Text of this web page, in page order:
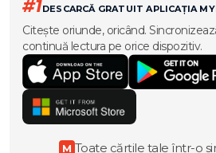
#1DESCARCĂ GRATUIT APLICAȚIA
Citește oriunde, oricând.
continuă lectura pe orice dispozitiv.
M Toate cărțile tale într-o